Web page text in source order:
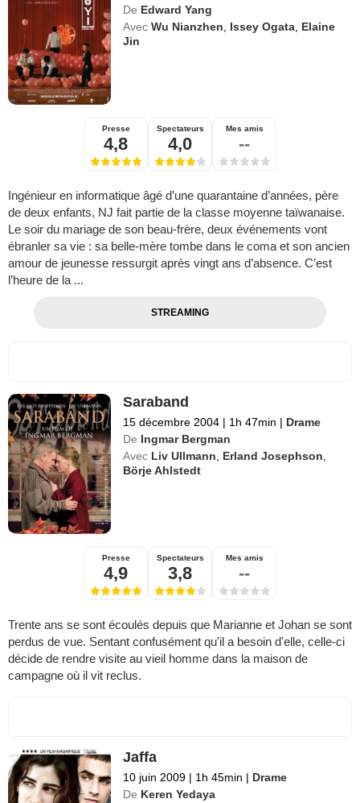
De Edward Yang
Avec Wu Nianzhen Issey Ogata Elaine
Jin
Presse
4,8
Spectateurs
4,0
Mes amis
--
Ingénieur en informatique âgé d’une quarantaine d’années, père
de deux enfants, NJ fait partie de la classe moyenne taïwanaise.
Le soir du mariage de son beau-frère, deux événements vont
ébranler sa vie : sa belle-mère tombe dans le coma et son ancien
amour de jeunesse ressurgit après vingt ans d’absence. C’est
l’heure de la ...
STREAMING
Saraband
15 décembre 2004 | 1h 47min | Drame
De Ingmar Bergman
Avec Liv Ullmann Erland Josephson
Börje Ahlstedt
Presse
4,9
Spectateurs
3,8
Mes amis
--
Trente ans se sont écoulés depuis que Marianne et Johan se sont
perdus de vue. Sentant confusément qu'il a besoin d'elle, celle-ci
décide de rendre visite au vieil homme dans la maison de
campagne où il vit reclus.
Jaffa
10 juin 2009 | 1h 45min | Drame
De Keren Yedaya